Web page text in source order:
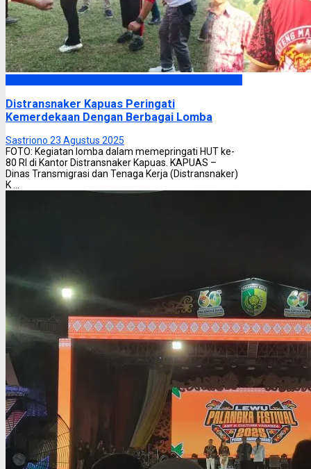
Distransnaker Kapuas Peringati
Kemerdekaan Dengan Berbagai Lomba
Sastriono 23 Agustus 2025
FOTO: Kegiatan lomba dalam memepringati HUT ke-
80 RI di Kantor Distransnaker Kapuas. KAPUAS –
Dinas Transmigrasi dan Tenaga Kerja (Distransnaker)
K ...